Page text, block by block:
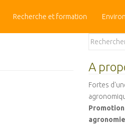
Recherche et formation
Search
A
Fortes
agronomie